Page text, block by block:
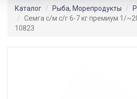
Каталог Рыба, Морепродукты
Семга с/м с/г 6-7 кг премиум 1/
10823